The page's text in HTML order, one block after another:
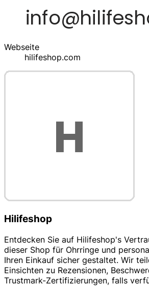
Webseite
hilifeshop.com
Hilifeshop
Entdecken Sie auf Hilifeshop's
dieser Shop für Ohrringe und
Ihren Einkauf sicher gestaltet. Wir
Einsichten zu Rezensionen,
Trustmark-Zertifizierungen, falls